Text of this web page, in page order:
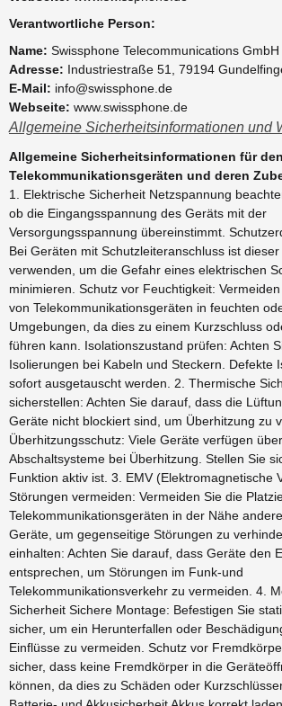
Verantwortliche Person:
Name: Swissphone Telecommunications GmbH
Adresse: Industriestraße 51, 79194
E-Mail: info@swissphone.de
Webseite: www.swissphone.de
Allgemeine Sicherheitsinformationen und
Allgemeine Sicherheitsinformationen für
Telekommunikationsgeräten und deren
1. Elektrische Sicherheit Netzspannung
ob die Eingangsspannung des Geräts mit der
Versorgungsspannung übereinstimmt.
Bei Geräten mit Schutzleiteranschluss ist
verwenden, um die Gefahr eines elektrischen
minimieren. Schutz vor Feuchtigkeit:
von Telekommunikationsgeräten in feuchten
Umgebungen, da dies zu einem Kurzschluss
führen kann. Isolationszustand prüfen: Achten
Isolierungen bei Kabeln und Steckern. Defekte
sofort ausgetauscht werden. 2. Thermische
sicherstellen: Achten Sie darauf, dass die
Geräte nicht blockiert sind, um Überhitzung zu
Überhitzungsschutz: Viele Geräte verfügen
Abschaltsysteme bei Überhitzung. Stellen Sie
Funktion aktiv ist. 3. EMV (Elektromagnetische
Störungen vermeiden: Vermeiden Sie die
Telekommunikationsgeräten in der Nähe
Geräte, um gegenseitige Störungen zu
einhalten: Achten Sie darauf, dass Geräte den
entsprechen, um Störungen im Funk-und
Telekommunikationsverkehr zu vermeiden. 4.
Sicherheit Sichere Montage: Befestigen Sie
sicher, um ein Herunterfallen oder
Einflüsse zu vermeiden. Schutz vor
sicher, dass keine Fremdkörper in die
können, da dies zu Schäden oder